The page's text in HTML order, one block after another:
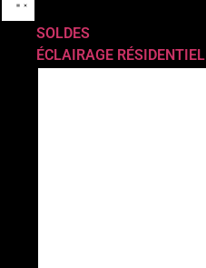
SOLDES
ÉCLAIRAGE RÉSIDENTIEL